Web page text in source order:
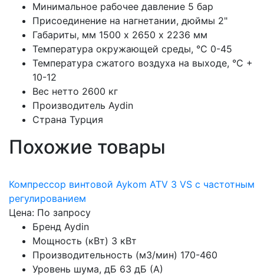
Минимальное рабочее давление 5 бар
Присоединение на нагнетании, дюймы 2"
Габариты, мм 1500 х 2650 х 2236 мм
Температура окружающей среды, °C 0-45
Температура сжатого воздуха на выходе, °C +
10-12
Вес нетто 2600 кг
Производитель Aydin
Страна Турция
Похожие товары
Компрессор винтовой Aykom ATV 3 VS с частотным
регулированием
Цена: По запросу
Бренд Aydin
Мощность (кВт) 3 кВт
Производительность (м3/мин) 170-460
Уровень шума, дБ 63 дБ (А)